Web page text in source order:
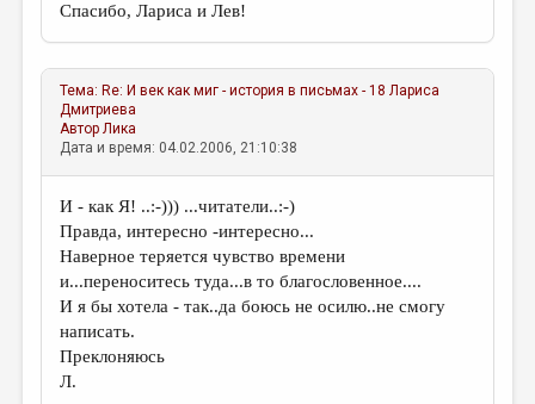
Спасибо, Лариса и Лев!
Тема: Re: И век как миг - история в письмах - 18 Лариса
Дмитриева
АвторЛика
Дата и время: 04.02.2006, 21:10:38
И - как Я! ..:-))) ...читатели..:-)
Правда, интересно -интересно...
Наверное теряется чувство времени
и...переноситесь туда...в то благословенное....
И я бы хотела - так..да боюсь не осилю..не смогу
написать.
Преклоняюсь
Л.